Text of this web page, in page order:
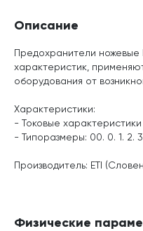
Описание
Предохранители ножевые
характеристик,
оборудования от
Характеристики:
- Токовые характеристики
- Типоразмеры: 00. 0. 1. 2.
Производитель: ETI
Физические